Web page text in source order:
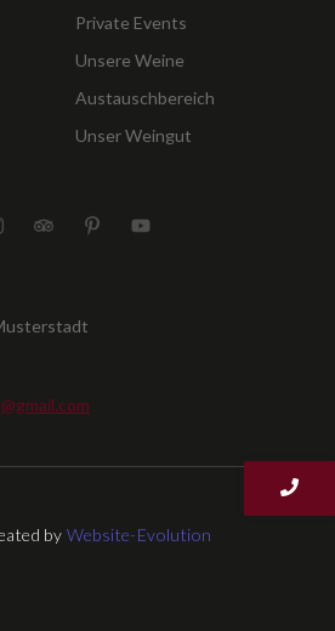
Private Events
Unsere Weine
Austauschbereich
Unser Weingut
by Website-Evolution